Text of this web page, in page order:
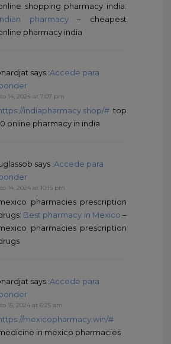
shopping pharmacy india:
pharmacy– cheapest
pharmacy india
says :Accede para
14, 2024 at 7:07 pm
indiapharmacy.shop/# top
online pharmacy in india
says :Accede para
14, 2024 at 10:15 pm
pharmacies prescription
Best pharmacy in Mexico –
pharmacies prescription
says :Accede para
15, 2024 at 6:25 am
mexicopharmacy.win/#
in mexico pharmacies